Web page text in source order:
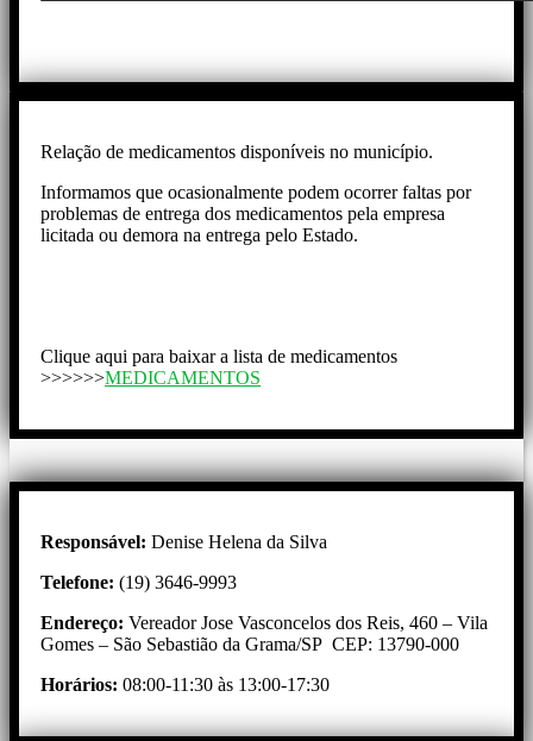
Relação de medicamentos disponíveis no município.
Informamos que ocasionalmente podem ocorrer faltas por
problemas de entrega dos medicamentos pela empresa
licitada ou demora na entrega pelo Estado.
Clique aqui para baixar a lista de medicamentos
>>>>>>MEDICAMENTOS
Responsável: Denise Helena da Silva
Telefone: (19) 3646-9993
Endereço: Vereador Jose Vasconcelos dos Reis, 460 – Vila
Gomes – São Sebastião da Grama/SP CEP: 13790-000
Horários: 08:00-11:30 às 13:00-17:30